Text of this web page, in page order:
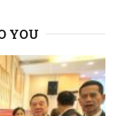
YOU